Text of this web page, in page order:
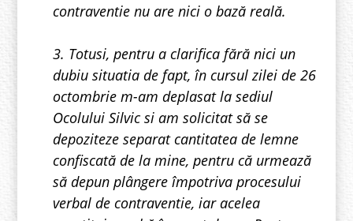
contraventie nu are nici o bază reală.
3. Totusi, pentru a clarifica fără nici un
dubiu situatia de fapt, în cursul zilei de 26
octombrie m-am deplasat la sediul
Ocolului Silvic si am solicitat să se
depoziteze separat cantitatea de lemne
confiscată de la mine, pentru că urmează
să depun plângere împotriva procesului
verbal de contraventie, iar acelea